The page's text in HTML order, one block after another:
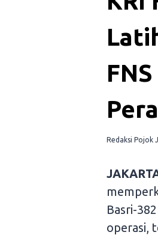
Redaksi Pojok
Basri-
operasi,